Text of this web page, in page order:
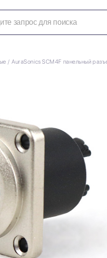
AuraSonics SCM4F панельный